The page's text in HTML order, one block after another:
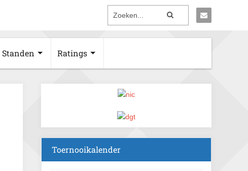
Standen Ratings
Toernooikalender